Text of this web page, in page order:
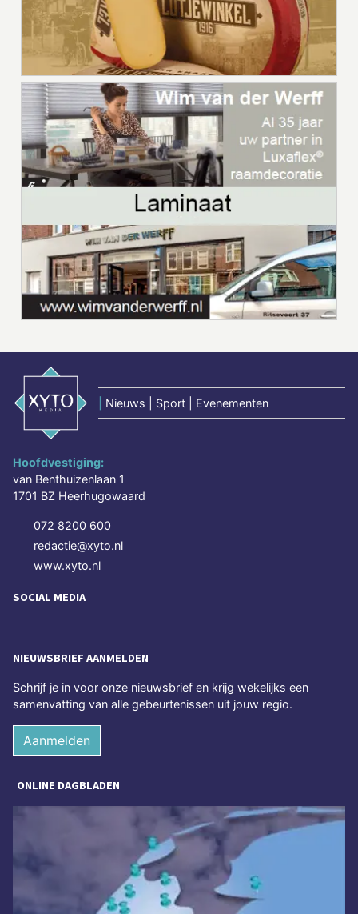
Nieuws | Sport | Evenementen
Hoofdvestiging:
van Benthuizenlaan 1
1701 BZ Heerhugowaard
072 8200 600
redactie@xyto.nl
www.xyto.nl
SOCIAL MEDIA
NIEUWSBRIEF AANMELDEN
Schrijf je in voor onze nieuwsbrief en krijg wekelijks een
samenvatting van alle gebeurtenissen uit jouw regio.
Aanmelden
ONLINE DAGBLADEN